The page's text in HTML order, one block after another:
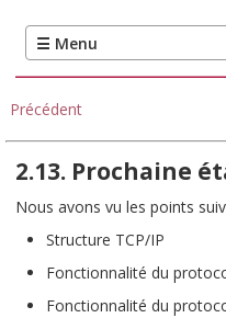
Précédent
2.13. Prochaine
Nous avons vu les points
Structure TCP/IP
Fonctionnalité du
Fonctionnalité du